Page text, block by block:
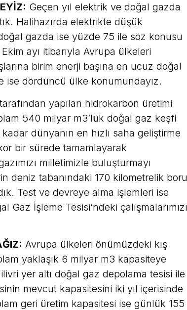
Geçen yıl elektrik ve doğal gazda
Halihazırda elektrikte düşük
gazda ise yüzde 75 ile söz konusu
ayı itibarıyla Avrupa ülkeleri
birim enerji başına en ucuz doğal
dördüncü ülke konumundayız.
yapılan hidrokarbon üretimi
540 milyar m3’lük doğal gaz keşfi
dünyanın en hızlı saha geliştirme
bir sürede tamamlayarak
milletimizle buluşturmayı
deniz tabanındaki 170 kilometrelik boru
Test ve devreye alma işlemleri ise
İşleme Tesisi’ndeki çalışmalarımızı
Avrupa ülkeleri önümüzdeki kış
yaklaşık 6 milyar m3 kapasiteye
yer altı doğal gaz depolama tesisi ile
mevcut kapasitesini iki yıl içerisinde
geri üretim kapasitesi ise günlük 155